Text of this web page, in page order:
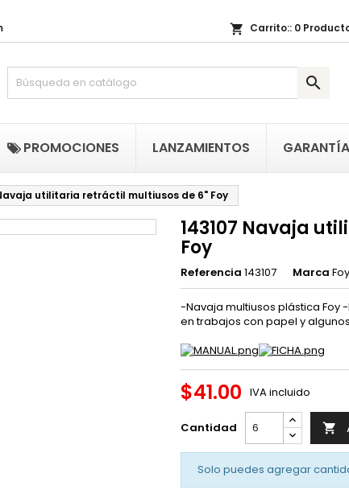
shopping_cart Carrito:: 0

PROMOCIONES LANZAMIENTOS
utilitaria retráctil multiusos de 6" Foy
143107 Navaja
Foy
Referencia 143107 Marca Foy
-Navaja multiusos plástica
en trabajos con papel y
$41.00 IVA incluido
Cantidad 
Solo puedes agregar
de regalos
((cancelText))
sesión
iniciar sesión para guardar productos en su lista de deseos.
((loginText))